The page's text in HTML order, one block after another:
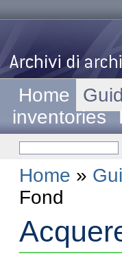
Home
inventories
Home »
Fond